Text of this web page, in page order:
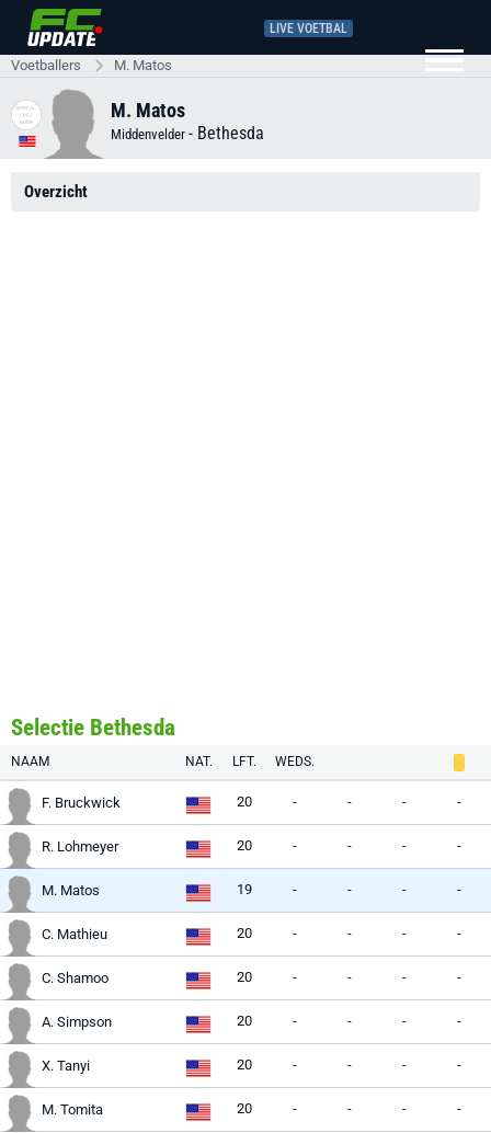
LIVE VOETBAL
Voetballers M. Matos
M. Matos
Middenvelder - Bethesda
Overzicht
Selectie Bethesda
NAAM NAT. LFT. WEDS.
F. Bruckwick 20 - - - -
R. Lohmeyer 20 - - - -
M. Matos 19 - - - -
C. Mathieu 20 - - - -
C. Shamoo 20 - - - -
A. Simpson 20 - - - -
X. Tanyi 20 - - - -
M. Tomita 20 - - - -